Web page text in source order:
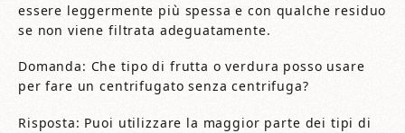
essere leggermente più spessa e con qualche residuo
se non viene filtrata adeguatamente.
Domanda: Che tipo di frutta o verdura posso usare
per fare un centrifugato senza centrifuga?
Risposta: Puoi utilizzare la maggior parte dei tipi di